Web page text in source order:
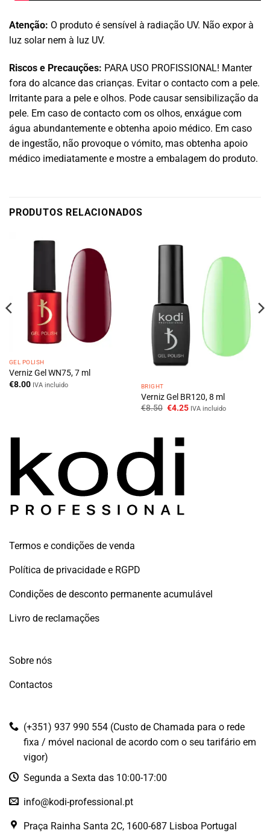
Atenção: O produto é sensível à radiação UV. Não expor à
luz solar nem à luz UV.
Riscos e Precauções: PARA USO PROFISSIONAL! Manter
fora do alcance das crianças. Evitar o contacto com a pele.
Irritante para a pele e olhos. Pode causar sensibilização da
pele. Em caso de contacto com os olhos, enxágue com
água abundantemente e obtenha apoio médico. Em caso
de ingestão, não provoque o vómito, mas obtenha apoio
médico imediatamente e mostre a embalagem do produto.
PRODUTOS RELACIONADOS
GEL POLISH
Verniz Gel WN75, 7 ml
€8.00 IVA incluido BRIGHT
Verniz Gel BR120, 8 ml
€8.50 O
€8.50.
€4.25OIVA incluido
Termos e condições de venda
Política de privacidade e RGPD
Condições de desconto permanente acumulável
Livro de reclamações
Sobre nós
Contactos
(+351) 937 990 554 (Custo de Chamada para o rede
fixa / móvel nacional de acordo com o seu tarifário em
vigor)
Segunda a Sexta das 10:00-17:00
info@kodi-professional.pt
Praça Rainha Santa 2C, 1600-687 Lisboa Portugal